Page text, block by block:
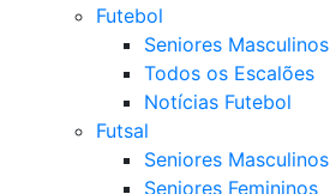
Futebol
Seniores Masculinos
Todos os Escalões
Notícias Futebol
Futsal
Seniores Masculinos
Seniores Femininos